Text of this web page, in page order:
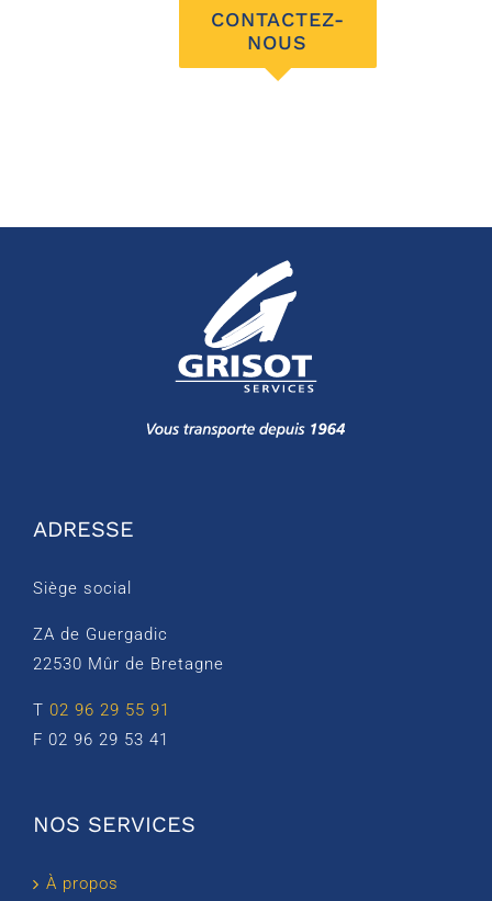
CONTACTEZ-
NOUS
ADRESSE
Siège social
ZA de Guergadic
22530 Mûr de Bretagne
T 02 96 29 55 91
F 02 96 29 53 41
NOS SERVICES
À propos